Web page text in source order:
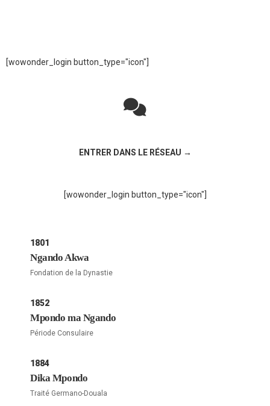
[wowonder_login button_type="icon"]
ENTRER DANS LE RÉSEAU →
[wowonder_login button_type="icon"]
1801
Ngando Akwa
Fondation de la Dynastie
1852
Mpondo ma Ngando
Période Consulaire
1884
Dika Mpondo
Traité Germano-Douala